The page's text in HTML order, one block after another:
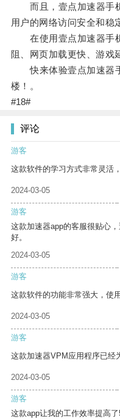
而且，壹点加速器手机
用户的网络访问安全和稳
在使用壹点加速器手
阻、网页加载更快、游戏
快来体验壹点加速器
楼！。
#18#
评论
游客
这款软件的学习方式非常灵活
2024-03-05
游客
这款加速器app的客服很贴心
好。
2024-03-05
游客
这款软件的功能非常强大，使
2024-03-05
游客
这款加速器VPM应用程序已经
2024-03-05
游客
这款app让我的工作效率提高